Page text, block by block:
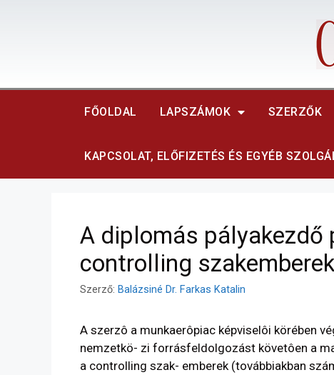
FŐOLDAL LAPSZÁMOK SZERZŐK
KAPCSOLAT, ELŐFIZETÉS ÉS EGYÉB
A diplomás pályakezdő
controlling
Szerző: Balázsiné Dr. Farkas Katalin
A szerzô a munkaerôpiac képviselôi körében
nemzetkö- zi forrásfeldolgozást követôen a
a controlling szak- emberek (továbbiakban